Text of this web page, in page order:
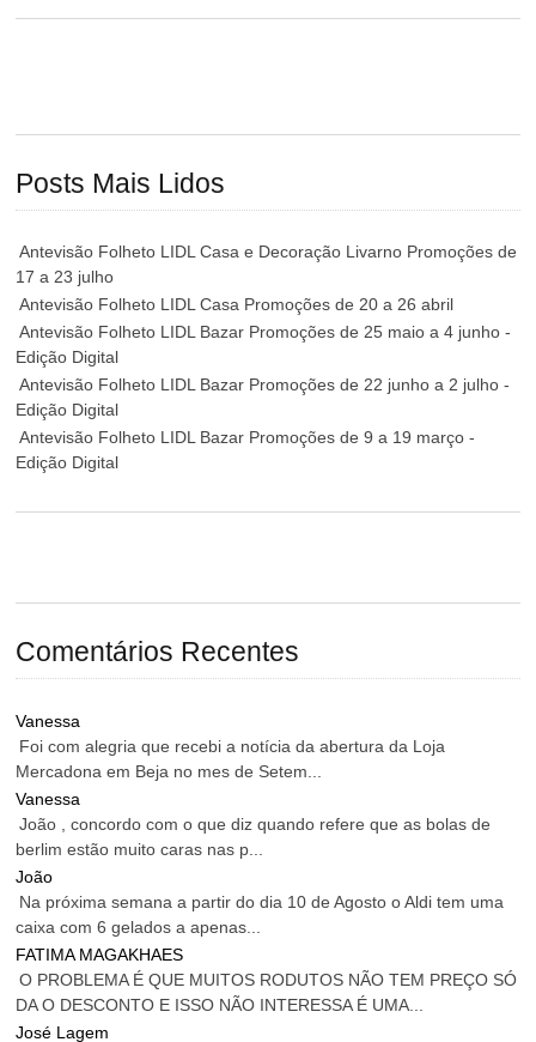
Posts Mais Lidos
Antevisão Folheto LIDL Casa e Decoração Livarno Promoções de
17 a 23 julho
Antevisão Folheto LIDL Casa Promoções de 20 a 26 abril
Antevisão Folheto LIDL Bazar Promoções de 25 maio a 4 junho -
Edição Digital
Antevisão Folheto LIDL Bazar Promoções de 22 junho a 2 julho -
Edição Digital
Antevisão Folheto LIDL Bazar Promoções de 9 a 19 março -
Edição Digital
Comentários Recentes
Vanessa
Foi com alegria que recebi a notícia da abertura da Loja
Mercadona em Beja no mes de Setem...
Vanessa
João , concordo com o que diz quando refere que as bolas de
berlim estão muito caras nas p...
João
Na próxima semana a partir do dia 10 de Agosto o Aldi tem uma
caixa com 6 gelados a apenas...
FATIMA MAGAKHAES
O PROBLEMA É QUE MUITOS RODUTOS NÃO TEM PREÇO SÓ
DA O DESCONTO E ISSO NÃO INTERESSA É UMA...
José Lagem